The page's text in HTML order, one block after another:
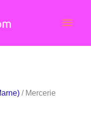
/ Mercerie